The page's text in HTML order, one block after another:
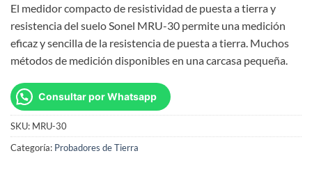
El medidor compacto de resistividad de puesta a tierra y
resistencia del suelo Sonel MRU-30 permite una medición
eficaz y sencilla de la resistencia de puesta a tierra. Muchos
métodos de medición disponibles en una carcasa pequeña.
Consultar por Whatsapp
SKU: MRU-30
Categoría: Probadores de Tierra